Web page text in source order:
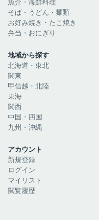
そば・うどん・麺類
お好み焼き・たこ焼き
弁当・おにぎり
地域から探す
北海道・東北
関東
甲信越・北陸
東海
関西
中国・四国
九州・沖縄
アカウント
新規登録
ログイン
マイリスト
閲覧履歴